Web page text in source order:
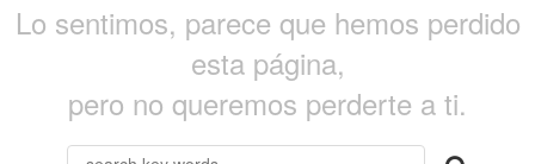
Lo sentimos, parece que hemos perdido
esta página,
pero no queremos perderte a ti.